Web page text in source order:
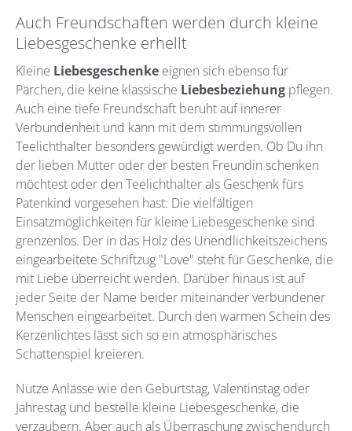
Auch Freundschaften werden durch kleine
Liebesgeschenke erhellt
Kleine Liebesgeschenke eignen sich ebenso für
Pärchen, die keine klassische Liebesbeziehung pflegen.
Auch eine tiefe Freundschaft beruht auf innerer
Verbundenheit und kann mit dem stimmungsvollen
Teelichthalter besonders gewürdigt werden. Ob Du ihn
der lieben Mutter oder der besten Freundin schenken
möchtest oder den Teelichthalter als Geschenk fürs
Patenkind vorgesehen hast: Die vielfältigen
Einsatzmöglichkeiten für kleine Liebesgeschenke sind
grenzenlos. Der in das Holz des Unendlichkeitszeichens
eingearbeitete Schriftzug "Love" steht für Geschenke, die
mit Liebe überreicht werden. Darüber hinaus ist auf
jeder Seite der Name beider miteinander verbundener
Menschen eingearbeitet. Durch den warmen Schein des
Kerzenlichtes lässt sich so ein atmosphärisches
Schattenspiel kreieren.
Nutze Anlässe wie den Geburtstag, Valentinstag oder
Jahrestag und bestelle kleine Liebesgeschenke, die
verzaubern. Aber auch als Überraschung zwischendurch